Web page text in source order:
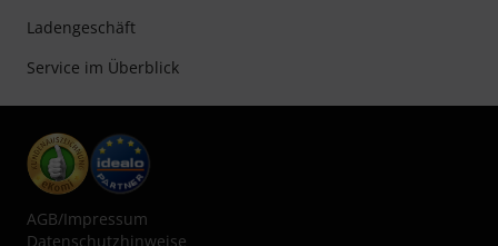
Ladengeschäft
Service im Überblick
AGB/Impressum
Datenschutzhinweise